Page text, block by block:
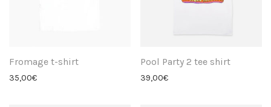
Fromage t-shirt
35,00€
Pool Party 2 tee shirt
39,00€